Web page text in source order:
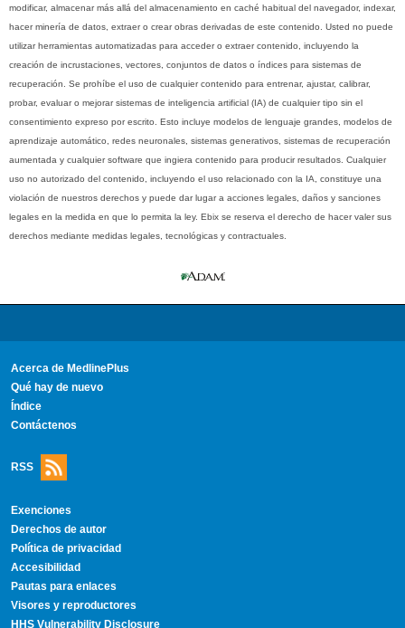
modificar, almacenar más allá del almacenamiento en caché habitual del navegador, indexar,
hacer minería de datos, extraer o crear obras derivadas de este contenido. Usted no puede
utilizar herramientas automatizadas para acceder o extraer contenido, incluyendo la
creación de incrustaciones, vectores, conjuntos de datos o índices para sistemas de
recuperación. Se prohíbe el uso de cualquier contenido para entrenar, ajustar, calibrar,
probar, evaluar o mejorar sistemas de inteligencia artificial (IA) de cualquier tipo sin el
consentimiento expreso por escrito. Esto incluye modelos de lenguaje grandes, modelos de
aprendizaje automático, redes neuronales, sistemas generativos, sistemas de recuperación
aumentada y cualquier software que ingiera contenido para producir resultados. Cualquier
uso no autorizado del contenido, incluyendo el uso relacionado con la IA, constituye una
violación de nuestros derechos y puede dar lugar a acciones legales, daños y sanciones
legales en la medida en que lo permita la ley. Ebix se reserva el derecho de hacer valer sus
derechos mediante medidas legales, tecnológicas y contractuales.
Acerca de MedlinePlus
Qué hay de nuevo
Índice
Contáctenos
RSS
Exenciones
Derechos de autor
Política de privacidad
Accesibilidad
Pautas para enlaces
Visores y reproductores
HHS Vulnerability Disclosure